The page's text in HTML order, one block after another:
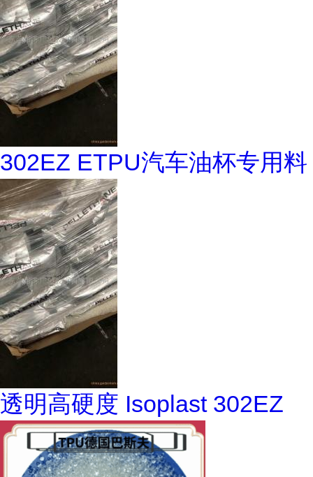
302EZ ETPU汽车油杯专用料
透明高硬度 Isoplast 302EZ